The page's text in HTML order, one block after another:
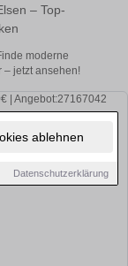
ablehnen
Datenschutzerklärung
– Top-
moderne
– jetzt ansehen!